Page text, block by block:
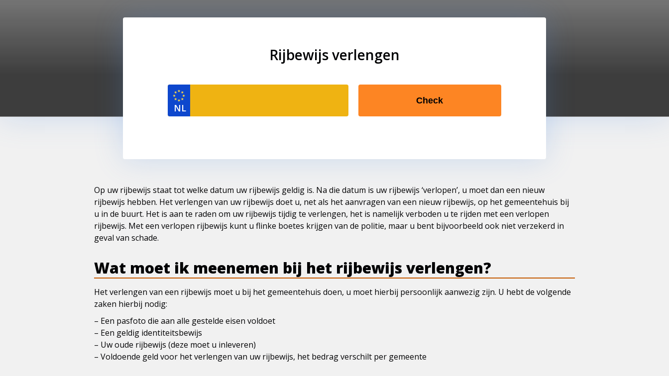
Rijbewijs verlengen
Check
Op uw rijbewijs staat tot welke datum uw rijbewijs geldig is. Na die datum is uw rijbewijs ‘verlopen’, u moet dan een nieuw
rijbewijs hebben. Het verlengen van uw rijbewijs doet u, net als het aanvragen van een nieuw rijbewijs, op het gemeentehuis bij
u in de buurt. Het is aan te raden om uw rijbewijs tijdig te verlengen, het is namelijk verboden u te rijden met een verlopen
rijbewijs. Met een verlopen rijbewijs kunt u flinke boetes krijgen van de politie, maar u bent bijvoorbeeld ook niet verzekerd in
geval van schade.
Wat moet ik meenemen bij het rijbewijs verlengen?
Het verlengen van een rijbewijs moet u bij het gemeentehuis doen, u moet hierbij persoonlijk aanwezig zijn. U hebt de volgende
zaken hierbij nodig:
– Een pasfoto die aan alle gestelde eisen voldoet
– Een geldig identiteitsbewijs
– Uw oude rijbewijs (deze moet u inleveren)
– Voldoende geld voor het verlengen van uw rijbewijs, het bedrag verschilt per gemeente